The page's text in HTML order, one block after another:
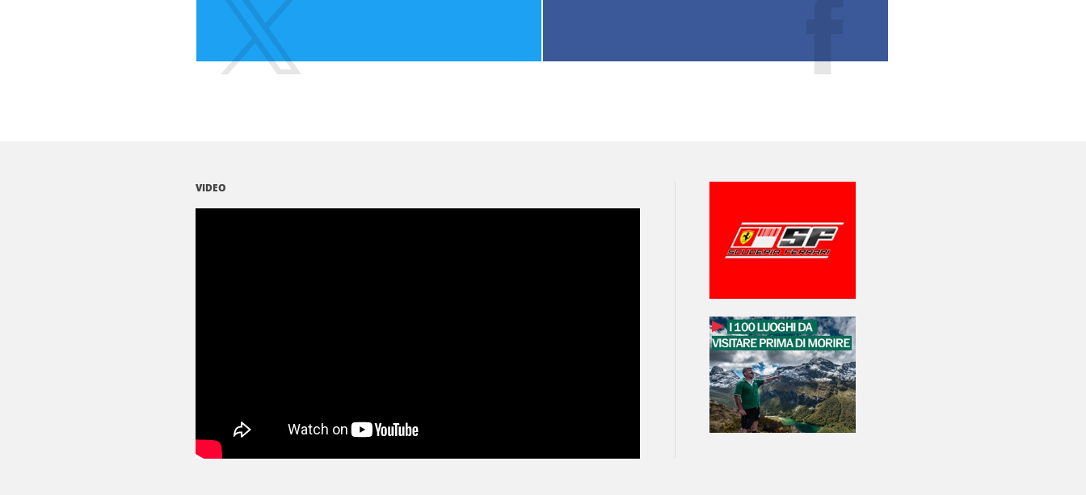
VIDEO